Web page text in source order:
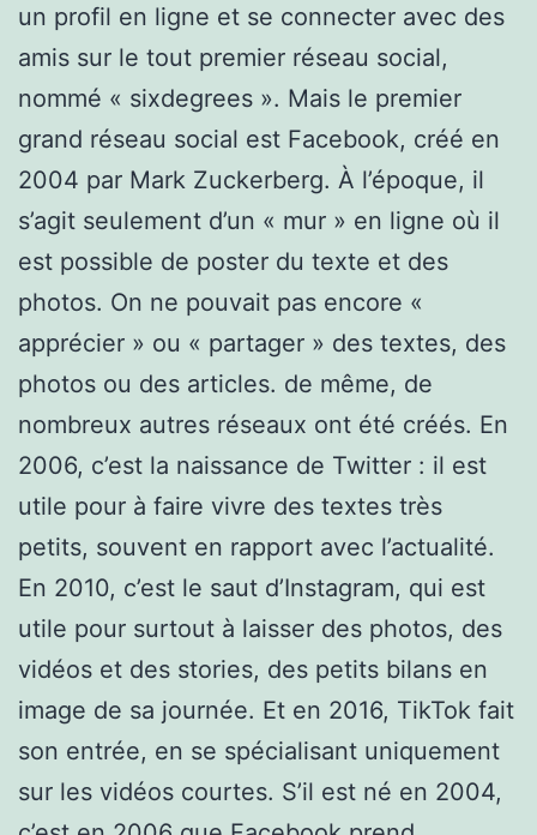
un profil en ligne et se connecter avec des
amis sur le tout premier réseau social,
nommé « sixdegrees ». Mais le premier
grand réseau social est Facebook, créé en
2004 par Mark Zuckerberg. À l’époque, il
s’agit seulement d’un « mur » en ligne où il
est possible de poster du texte et des
photos. On ne pouvait pas encore «
apprécier » ou « partager » des textes, des
photos ou des articles. de même, de
nombreux autres réseaux ont été créés. En
2006, c’est la naissance de Twitter : il est
utile pour à faire vivre des textes très
petits, souvent en rapport avec l’actualité.
En 2010, c’est le saut d’Instagram, qui est
utile pour surtout à laisser des photos, des
vidéos et des stories, des petits bilans en
image de sa journée. Et en 2016, TikTok fait
son entrée, en se spécialisant uniquement
sur les vidéos courtes. S’il est né en 2004,